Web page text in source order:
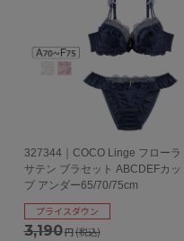
327344｜COCO Linge フローラ
サテン ブラセット ABCDEFカッ
プ アンダー65/70/75cm
3,190円(税込)
プライスダウン